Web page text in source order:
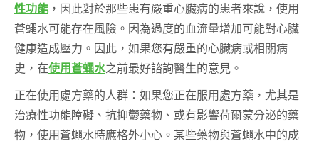
性功能 ，因此對於那些患有嚴重心臟病的患者來說，使用
蒼蠅水可能存在風險。因為過度的血流量增加可能對心臟
健康造成壓力。因此，如果您有嚴重的心臟病或相關病
史，在使用蒼蠅水之前最好諮詢醫生的意見。
正在使用處方藥的人群：如果您正在服用處方藥，尤其是
治療性功能障礙、抗抑鬱藥物、或有影響荷爾蒙分泌的藥
物，使用蒼蠅水時應格外小心。某些藥物與蒼蠅水中的成